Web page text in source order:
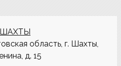
область, г. Шахты,
д. 15